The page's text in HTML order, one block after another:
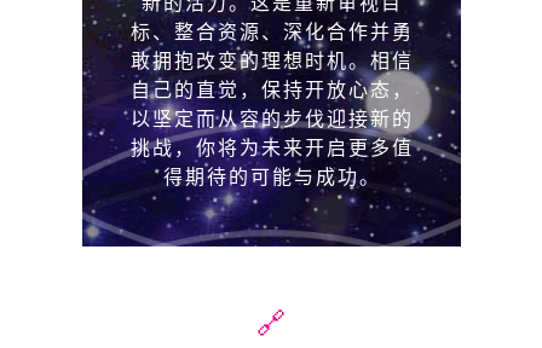
🔗